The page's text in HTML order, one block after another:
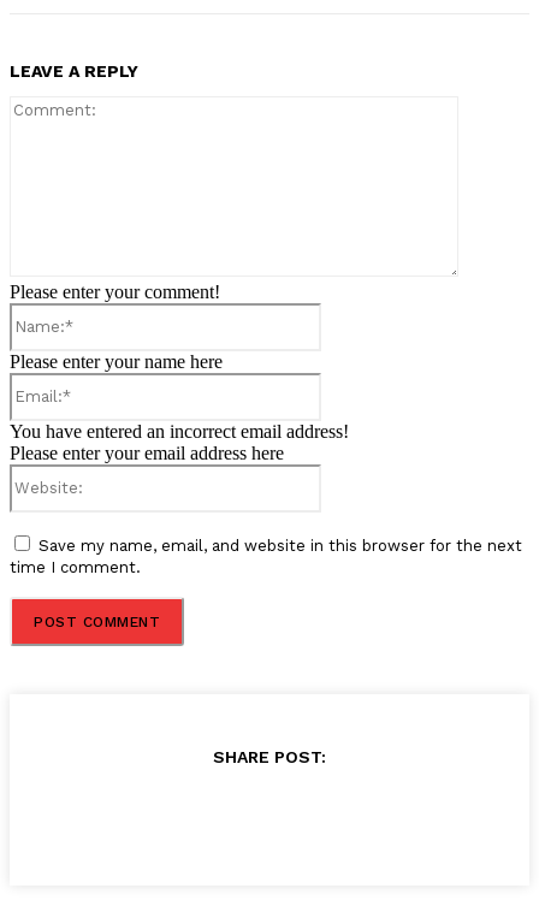
LEAVE A REPLY
Please enter your comment!
Please enter your name here
You have entered an incorrect email address!
Please enter your email address here
Save my name, email, and website in this browser for the next
time I comment.
SHARE POST: